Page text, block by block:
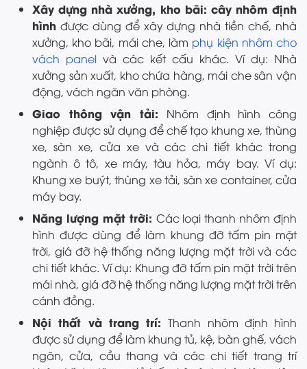
Xây dựng nhà xưởng, kho bãi: cây nhôm định
hình được dùng để xây dựng nhà tiền chế, nhà
xưởng, kho bãi, mái che, làm phụ kiện nhôm cho
vách panel và các kết cấu khác. Ví dụ: Nhà
xưởng sản xuất, kho chứa hàng, mái che sân vận
động, vách ngăn văn phòng.
Giao thông vận tải: Nhôm định hình công
nghiệp được sử dụng để chế tạo khung xe, thùng
xe, sàn xe, cửa xe và các chi tiết khác trong
ngành ô tô, xe máy, tàu hỏa, máy bay. Ví dụ:
Khung xe buýt, thùng xe tải, sàn xe container, cửa
máy bay.
Năng lượng mặt trời: Các loại thanh nhôm định
hình được dùng để làm khung đỡ tấm pin mặt
trời, giá đỡ hệ thống năng lượng mặt trời và các
chi tiết khác. Ví dụ: Khung đỡ tấm pin mặt trời trên
mái nhà, giá đỡ hệ thống năng lượng mặt trời trên
cánh đồng.
Nội thất và trang trí:Thanh nhôm định hình
được sử dụng để làm khung tủ, kệ, bàn ghế, vách
ngăn, cửa, cầu thang và các chi tiết trang trí